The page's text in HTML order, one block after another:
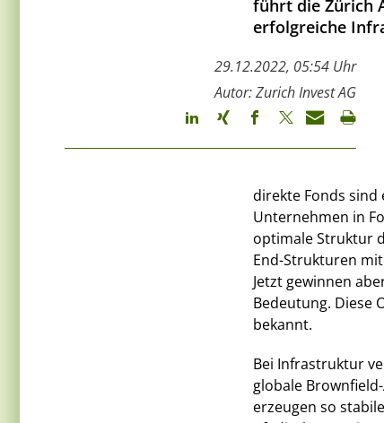
führt die Zürich
erfolgreiche
29.12.2022, 05:54 Uhr
Autor: Zurich Invest AG
direkte Fonds sind
Unternehmen in
optimale Struktur
End-Strukturen
Jetzt gewinnen
Bedeutung. Diese
bekannt.
Bei Infrastruktur
globale
erzeugen so